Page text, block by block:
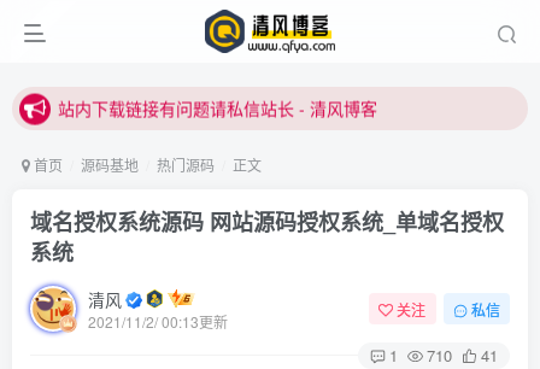
站内下载链接有问题请私信站长 - 清风博客
站内下载链接有问题请私信站长 - 清风博客
首页 源码基地 热门源码 正文
域名授权系统源码 网站源码授权系统_单域名授权
系统
清风
2021/11/2/ 00:13更新
关注 私信
1 710 41